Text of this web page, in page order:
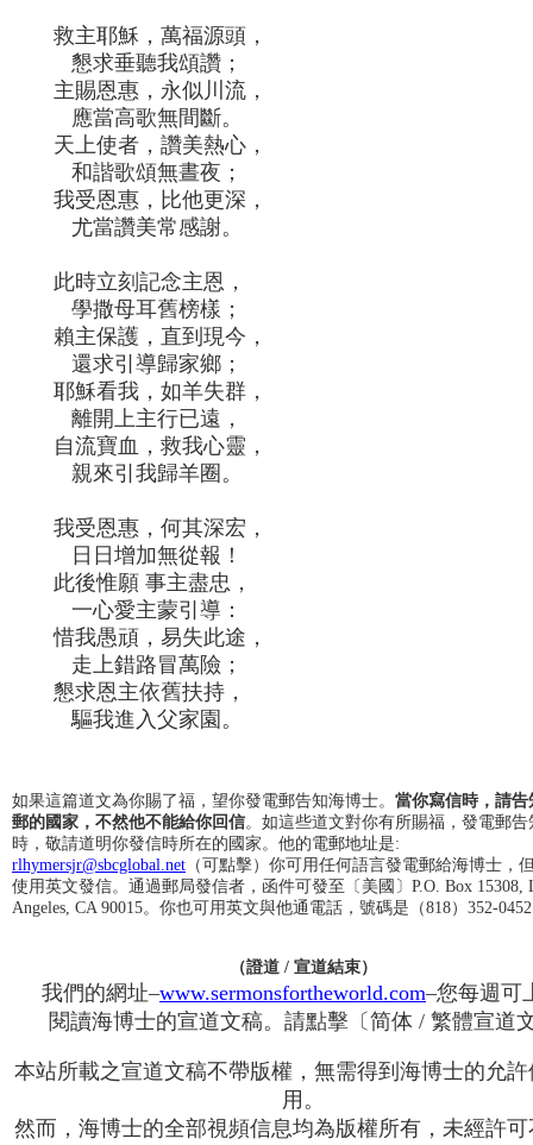
救主耶穌，萬福源頭，
懇求垂聽我頌讚；
主賜恩惠，永似川流，
應當高歌無間斷。
天上使者，讚美熱心，
和諧歌頌無晝夜；
我受恩惠，比他更深，
尤當讚美常感謝。
此時立刻記念主恩，
學撒母耳舊榜樣；
賴主保護，直到現今，
還求引導歸家鄉；
耶穌看我，如羊失群，
離開上主行已遠，
自流寶血，救我心靈，
親來引我歸羊圈。
我受恩惠，何其深宏，
日日增加無從報！
此後惟願 事主盡忠，
一心愛主蒙引導：
惜我愚頑，易失此途，
走上錯路冒萬險；
懇求恩主依舊扶持，
驅我進入父家園。
如果這篇道文為你賜了福，望你發電郵告知海博士。 當你寫信時，請告
郵的國家，不然他不能給你回信。如這些道文對你有所賜福，發電郵告
時，敬請道明你發信時所在的國家。他的電郵地址是:
rlhymersjr@sbcglobal.net （可點擊）你可用任何語言發電郵給海博士，
使用英文發信。通過郵局發信者，函件可發至〔美國〕P.O. Box 15308,
Angeles, CA 90015。你也可用英文與他通電話，號碼是（818）352-
（證道 / 宣道結束）
我們的網址–www.sermonsfortheworld.com–您每週可
閱讀海博士的宣道文稿。請點擊〔简体 / 繁體宣道
本站所載之宣道文稿不帶版權，無需得到海博士的允
用。
然而，海博士的全部視頻信息均為版權所有，未經許